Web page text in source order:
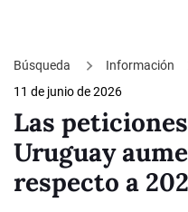
Búsqueda Información
11 de junio de 2026
Las
Uruguay
respecto a